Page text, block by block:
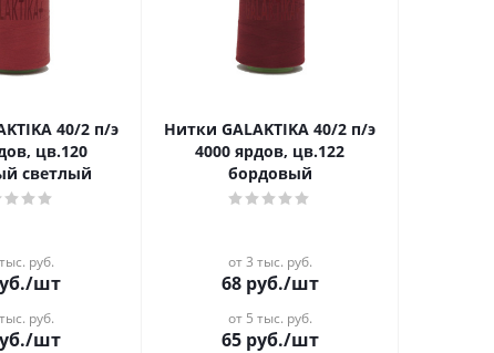
40/2 п/э
цв.120
светлый
руб.
/шт
руб.
/шт
Нитки GALAKTIKA 40/2 п/э
4000 ярдов, цв.122
бордовый
от 3 тыс. руб.
68руб./шт
от 5 тыс. руб.
65руб./шт